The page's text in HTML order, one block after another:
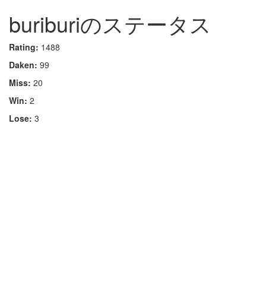
buriburiのステータス
Rating: 1488
Daken: 99
Miss: 20
Win: 2
Lose: 3